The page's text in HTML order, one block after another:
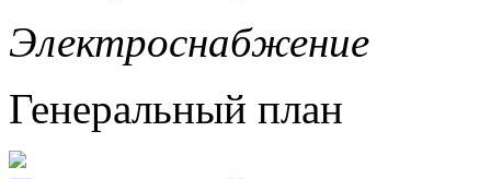
Электроснабжение
Генеральный план